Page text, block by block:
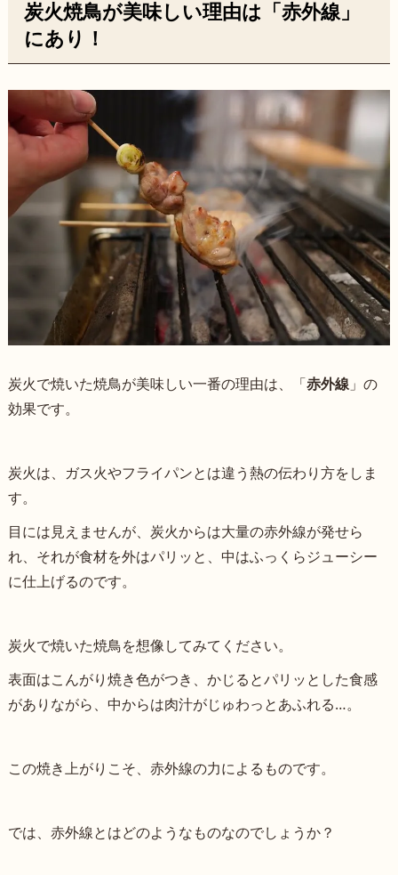
炭火焼鳥が美味しい理由は「赤外線」
にあり！
炭火で焼いた焼鳥が美味しい一番の理由は、「赤外線」の
効果です。
炭火は、ガス火やフライパンとは違う熱の伝わり方をしま
す。
目には見えませんが、炭火からは大量の赤外線が発せら
れ、それが食材を外はパリッと、中はふっくらジューシー
に仕上げるのです。
炭火で焼いた焼鳥を想像してみてください。
表面はこんがり焼き色がつき、かじるとパリッとした食感
がありながら、中からは肉汁がじゅわっとあふれる…。
この焼き上がりこそ、赤外線の力によるものです。
では、赤外線とはどのようなものなのでしょうか？